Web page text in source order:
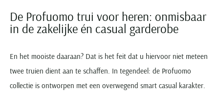
De Profuomo trui voor heren: onmisbaar
in de zakelijke én casual garderobe
En het mooiste daaraan? Dat is het feit dat u hiervoor niet meteen
twee truien dient aan te schaffen. In tegendeel: de Profuomo
collectie is ontworpen met een overwegend smart casual karakter.